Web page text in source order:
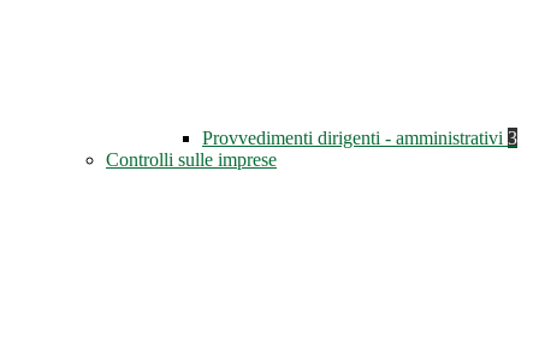
Provvedimenti dirigenti - amministrativi 3
Controlli sulle imprese